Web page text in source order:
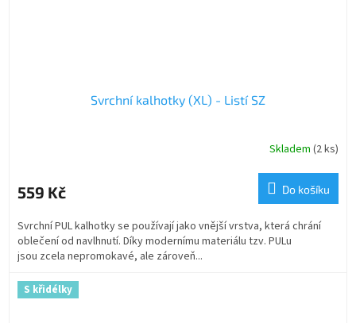
Svrchní kalhotky (XL) - Listí SZ
Skladem (2 ks)
559 Kč Do košíku
Svrchní PUL kalhotky se používají jako vnější vrstva, která chrání
oblečení od navlhnutí. Díky modernímu materiálu tzv. PULu
jsou zcela nepromokavé, ale zároveň...
S křidélky